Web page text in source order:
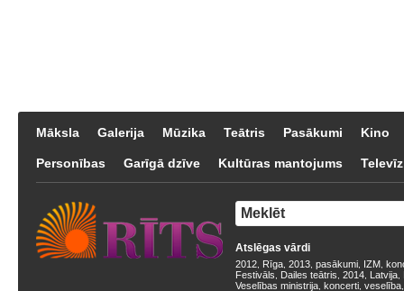
Māksla Galerija Mūzika Teātris Pasākumi Kino
Personības Garīgā dzīve Kultūras mantojums
Atslēgas vārdi
2012 Rīga 2013 pasākumi IZM
Festivāls
Dailes teātris 2014 Latvija
Veselības ministrija koncerti veselība